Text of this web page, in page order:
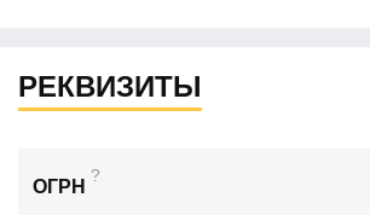
РЕКВИЗИТЫ
ОГРН
?